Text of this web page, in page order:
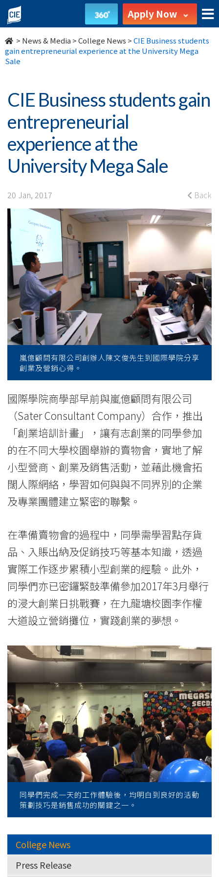
CIE
Business
students
entrepreneurial
experience
at
the
University
Mega
Sale
College
News
College
of
International
Education
Hong
Kong
Baptist
University
Apply Now
> News & Media >College News >CIE Business students
gain entrepreneurial experience at the University Mega
Sale
CIE Business students gain
entrepreneurial
experience at the
University Mega Sale
20 Jan, 2017 Back
嵐億顧問有限公司創辦人陳文俊先生到國際學院分享
創業及營銷心得。
國際學院商學部早前與嵐億顧問有限公司
（Sater Consultant Company）合作，推出
「創業培訓計畫」，讓有志創業的同學參加
的在不同大學校園舉辦的賣物會，實地了解
小型營商、創業及銷售活動，並藉此機會拓
闊人際網絡，學習如何與與不同界別的企業
及專業團體建立緊密的聯繫。
在準備賣物會的過程中，同學需學習點存貨
品、入賬出納及促銷技巧等基本知識，透過
實際工作逐步累積小型創業的經驗。此外，
同學們亦已密鑼緊鼓準備參加2017年3月舉行
的浸大創業日挑戰賽，在九龍塘校園李作權
大道設立營銷攤位，實踐創業的夢想。
同學們完成一天的工作體驗後，均明白到良好的活動
策劃技巧是銷售成功的關鍵之一。
College News
Press Release